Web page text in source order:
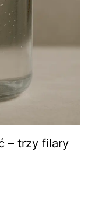
– trzy filary